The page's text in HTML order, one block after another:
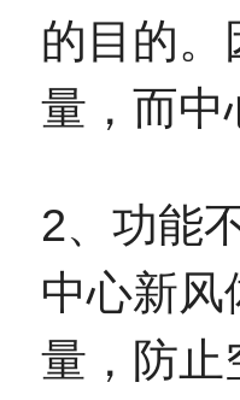
的目的。
量，而中
2、功能
中心新风
量，防止